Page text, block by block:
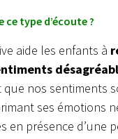
ce type d’écoute ?
aide les enfants à
que nos sentiments
ses émotions
en présence d’une